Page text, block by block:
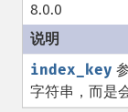
8.0.0
index_key
字符串，而是